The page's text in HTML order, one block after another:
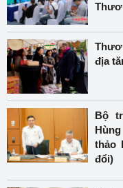
địa
Bộ
thảo
đổi)